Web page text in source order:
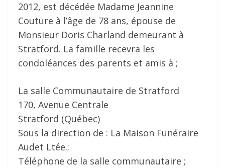
2012, est décédée Madame Jeannine
Couture à l’âge de 78 ans, épouse de
Monsieur Doris Charland demeurant à
Stratford. La famille recevra les
condoléances des parents et amis à ;
La salle Communautaire de Stratford
170, Avenue Centrale
Stratford (Québec)
Sous la direction de : La Maison Funéraire
Audet Ltée.;
Téléphone de la salle communautaire ;